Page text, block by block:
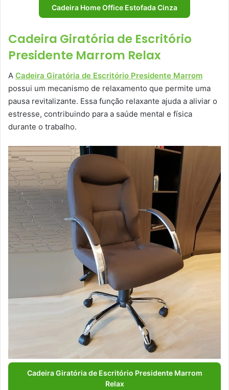
Cadeira Home Office Estofada Cinza
Cadeira Giratória de Escritório
Presidente Marrom Relax
A Cadeira Giratória de Escritório Presidente Marrom
possui um mecanismo de relaxamento que permite uma
pausa revitalizante. Essa função relaxante ajuda a aliviar o
estresse, contribuindo para a saúde mental e física
durante o trabalho.
Cadeira Giratória de Escritório Presidente Marrom
Relax